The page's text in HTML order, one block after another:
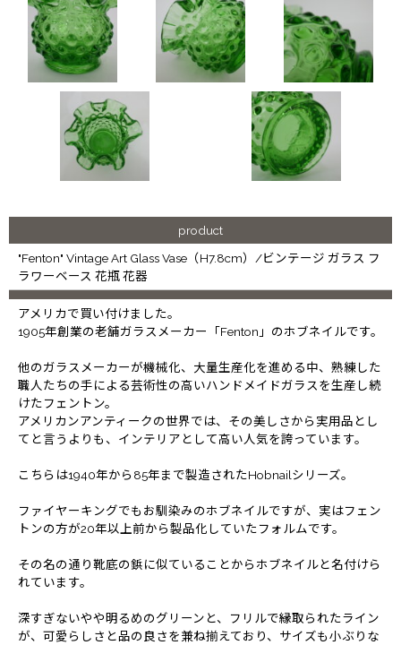
product
"Fenton" Vintage Art Glass Vase（H7.8cm）/ビンテージ ガラス フ
ラワーベース 花瓶 花器
アメリカで買い付けました。
1905年創業の老舗ガラスメーカー「Fenton」のホブネイルです。
他のガラスメーカーが機械化、大量生産化を進める中、熟練した
職人たちの手による芸術性の高いハンドメイドガラスを生産し続
けたフェントン。
アメリカンアンティークの世界では、その美しさから実用品とし
てと言うよりも、インテリアとして高い人気を誇っています。
こちらは1940年から85年まで製造されたHobnailシリーズ。
ファイヤーキングでもお馴染みのホブネイルですが、実はフェン
トンの方が20年以上前から製品化していたフォルムです。
その名の通り靴底の鋲に似ていることからホブネイルと名付けら
れています。
深すぎないやや明るめのグリーンと、フリルで縁取られたライン
が、可愛らしさと品の良さを兼ね揃えており、サイズも小ぶりな